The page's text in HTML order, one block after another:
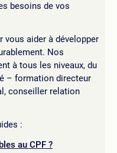
besoins de vos
vous aider à développer
Nos
à tous les niveaux, du
– formation directeur
conseiller relation
:
au CPF ?